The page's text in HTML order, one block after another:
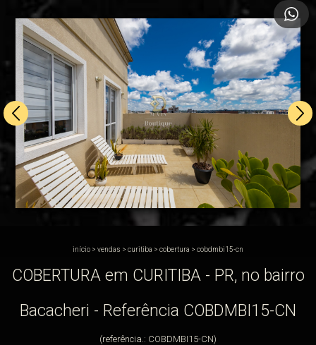
início > vendas > curitiba > cobertura > cobdmbi15-cn
COBERTURA em CURITIBA - PR, no bairro
Bacacheri - Referência COBDMBI15-CN
(referência.: COBDMBI15-CN)